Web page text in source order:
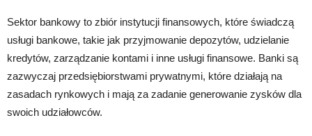
Sektor bankowy to zbiór instytucji finansowych, które świadczą
usługi bankowe, takie jak przyjmowanie depozytów, udzielanie
kredytów, zarządzanie kontami i inne usługi finansowe. Banki są
zazwyczaj przedsiębiorstwami prywatnymi, które działają na
zasadach rynkowych i mają za zadanie generowanie zysków dla
swoich udziałowców.